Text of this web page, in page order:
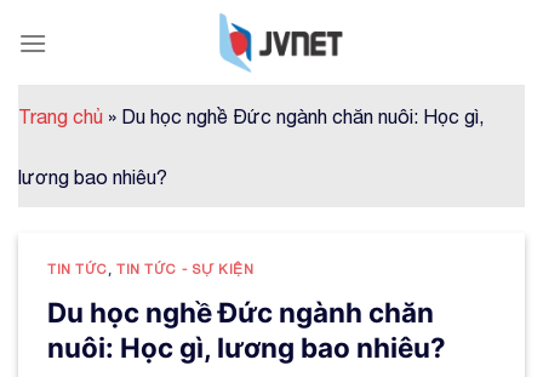
Trang chủ » Du học nghề Đức ngành chăn nuôi: Học gì,
lương bao nhiêu?
TIN TỨC ,TIN TỨC - SỰ KIỆN
Du học nghề Đức ngành chăn
nuôi: Học gì, lương bao nhiêu?